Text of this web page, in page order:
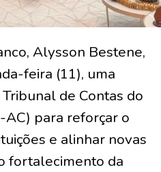
Alysson Bestene,
feira (11), uma
de Contas do
AC) para reforçar o
e alinhar novas
fortalecimento da